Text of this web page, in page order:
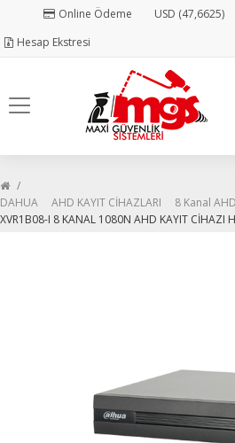
Online Ödeme
USD (47,6625)
Hesap Ekstresi
DAHUA AHD KAYIT CİHAZLARI 8 Kanal
XVR1B08-I 8 KANAL 1080N AHD KAYIT CİHAZI